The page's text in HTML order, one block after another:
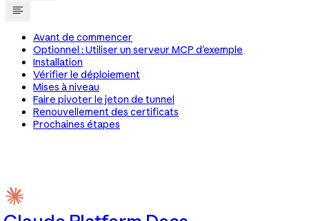
Avant de commencer
Optionnel : Utiliser un serveur MCP d'exemple
Installation
Vérifier le déploiement
Mises à niveau
Faire pivoter le jeton de tunnel
Renouvellement des certificats
Prochaines étapes